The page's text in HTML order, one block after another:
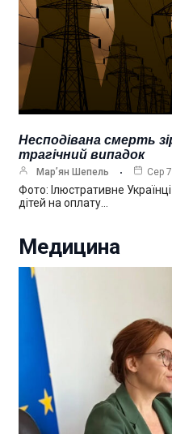
Несподівана смерть
трагічний випадок
Мар’ян Шепель Сер
Фото: Ілюстративне
дітей на оплату…
Медицина